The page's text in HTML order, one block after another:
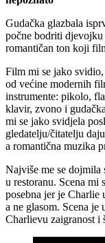
Gudačka glazbala
počne bodriti djevojku
romantičan ton koji
Film mi se jako
od većine modernih
instrumente: pikolo,
klavir, zvono i
mi se jako svidjela
gledatelju/čitatelju
a romantična muzika
Najviše me se
u restoranu. Scena mi
posebna jer je
a ne glasom. Scena
Charlievu zaigranost i